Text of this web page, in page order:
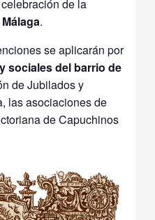
de la
.
se aplicarán por
sociales del barrio de
de Jubilados y
las asociaciones de
de Capuchinos